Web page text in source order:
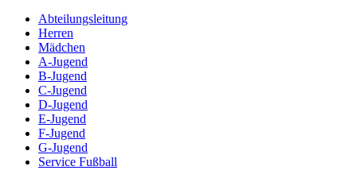
Abteilungsleitung
Herren
Mädchen
A-Jugend
B-Jugend
C-Jugend
D-Jugend
E-Jugend
F-Jugend
G-Jugend
Service Fußball